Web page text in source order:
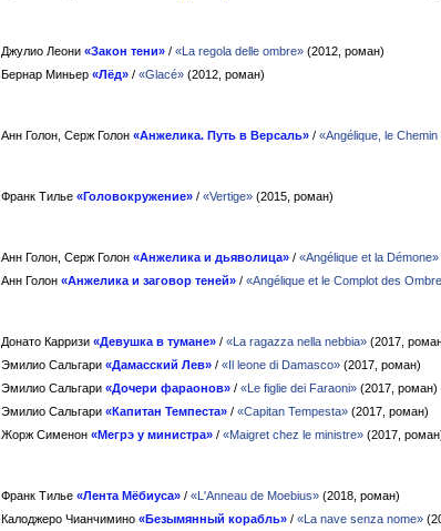
Джулио Леони «Закон тени» / «La regola delle ombre» (2012, роман)
Бернар Миньер «Лёд» / «Glacé» (2012, роман)
Анн Голон, Серж Голон «Анжелика. Путь в Версаль» / «Angélique, le
Франк Тилье «Головокружение» / «Vertige» (2015, роман)
Анн Голон, Серж Голон «Анжелика и дьяволица» / «Angélique et la Démone»
Анн Голон «Анжелика и заговор теней» / «Angélique et le Complot des
Донато Карризи «Девушка в тумане» / «La ragazza nella nebbia» (2017,
Эмилио Сальгари «Дамасский Лев» / «Il leone di Damasco» (2017, роман)
Эмилио Сальгари «Дочери фараонов» / «Le figlie dei Faraoni» (2017, роман)
Эмилио Сальгари «Капитан Темпеста» / «Capitan Tempesta» (2017, роман)
Жорж Сименон «Мегрэ у министра» / «Maigret chez le ministre» (2017,
Франк Тилье «Лента Мёбиуса» / «L'Anneau de Moebius» (2018, роман)
Калоджеро Чианчимино «Безымянный корабль» / «La nave senza nome»